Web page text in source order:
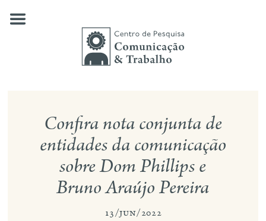
nossas pesquisas
publicações
notícias
eventos
Confira nota conjunta de
entidades da comunicação
sobre Dom Phillips e
Bruno Araújo Pereira
13/jun/2022